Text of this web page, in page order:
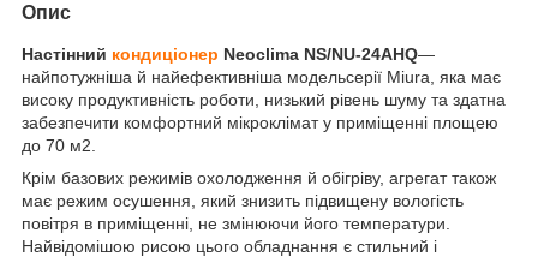
Опис
Настінний кондиціонер Neoclima NS/NU-24AHQ—
найпотужніша й найефективніша модельсерії Miura , яка має
високу продуктивність роботи, низький рівень шуму та здатна
забезпечити комфортний мікроклімат у приміщенні площею
до 70 м2
Крім базових режимів охолодження й обігріву, агрегат також
має режим осушення, який знизить підвищену вологість
повітря в приміщенні, не змінюючи його температури.
Найвідомішою рисою цього обладнання є стильний і